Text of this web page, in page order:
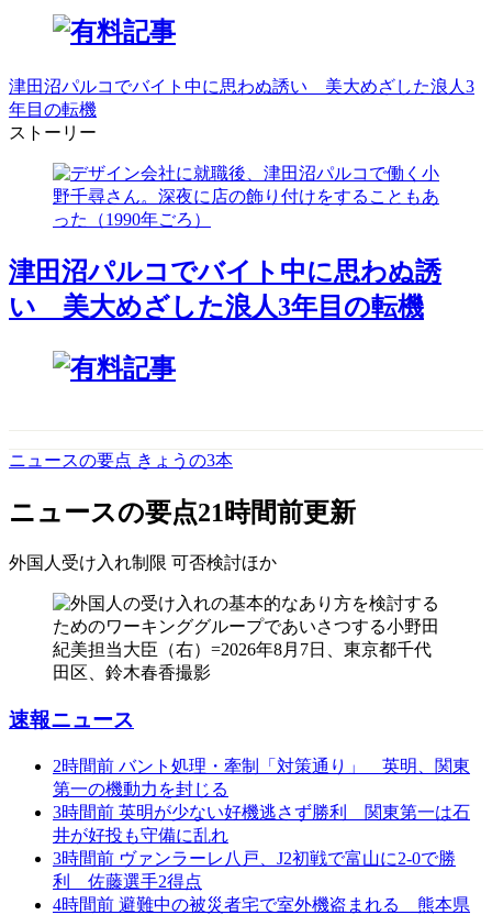
津田沼パルコでバイト中に思わぬ誘い 美大めざした浪人3
年目の転機
ストーリー
津田沼パルコでバイト中に思わぬ誘
い 美大めざした浪人3年目の転機
ニュースの要点 きょうの3本
ニュースの要点21時間前更新
外国人受け入れ制限 可否検討ほか
速報ニュース
2時間前 バント処理・牽制「対策通り」 英明、関東
第一の機動力を封じる
3時間前 英明が少ない好機逃さず勝利 関東第一は石
井が好投も守備に乱れ
3時間前 ヴァンラーレ八戸、J2初戦で富山に2-0で勝
利 佐藤選手2得点
4時間前 避難中の被災者宅で室外機盗まれる 熊本県